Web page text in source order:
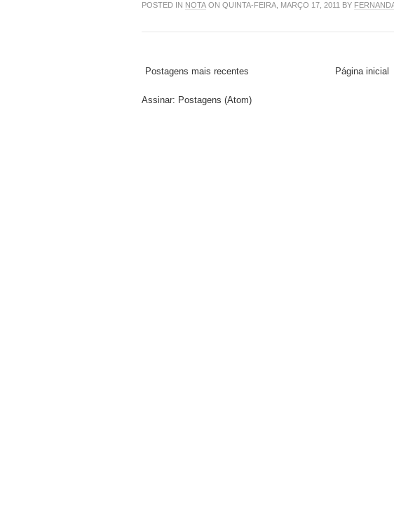
POSTED IN NOTA ON QUINTA-FEIRA, MARÇO 17, 2011 BY
Postagens mais recentes Página inicial
Assinar: Postagens (Atom)